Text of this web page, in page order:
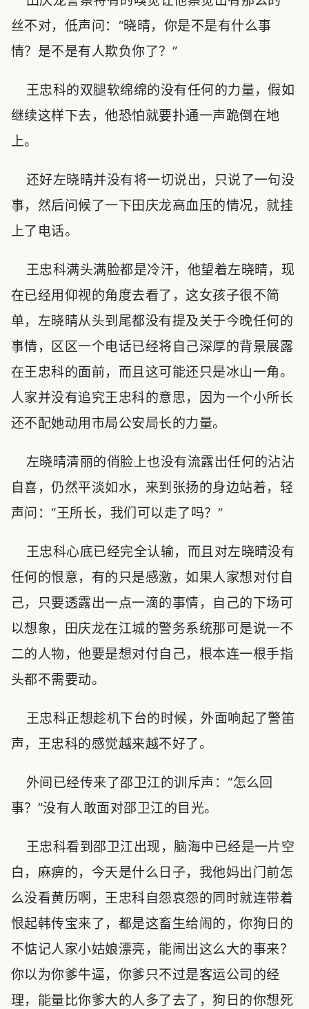
丝不对，低声问：“晓晴，你是不是有什么事
情？是不是有人欺负你了？”
王忠科的双腿软绵绵的没有任何的力量，假如
继续这样下去，他恐怕就要扑通一声跪倒在地
上。
还好左晓晴并没有将一切说出，只说了一句没
事，然后问候了一下田庆龙高血压的情况，就挂
上了电话。
王忠科满头满脸都是冷汗，他望着左晓晴，现
在已经用仰视的角度去看了，这女孩子很不简
单，左晓晴从头到尾都没有提及关于今晚任何的
事情，区区一个电话已经将自己深厚的背景展露
在王忠科的面前，而且这可能还只是冰山一角。
人家并没有追究王忠科的意思，因为一个小所长
还不配她动用市局公安局长的力量。
左晓晴清丽的俏脸上也没有流露出任何的沾沾
自喜，仍然平淡如水，来到张扬的身边站着，轻
声问：“王所长，我们可以走了吗？”
王忠科心底已经完全认输，而且对左晓晴没有
任何的恨意，有的只是感激，如果人家想对付自
己，只要透露出一点一滴的事情，自己的下场可
以想象，田庆龙在江城的警务系统那可是说一不
二的人物，他要是想对付自己，根本连一根手指
头都不需要动。
王忠科正想趁机下台的时候，外面响起了警笛
声，王忠科的感觉越来越不好了。
外间已经传来了邵卫江的训斥声：“怎么回
事？”没有人敢面对邵卫江的目光。
王忠科看到邵卫江出现，脑海中已经是一片空
白，麻痹的，今天是什么日子，我他妈出门前怎
么没看黄历啊，王忠科自怨哀怨的同时就连带着
恨起韩传宝来了，都是这畜生给闹的，你狗日的
不惦记人家小姑娘漂亮，能闹出这么大的事来？
你以为你爹牛逼，你爹只不过是客运公司的经
理，能量比你爹大的人多了去了，狗日的你想死